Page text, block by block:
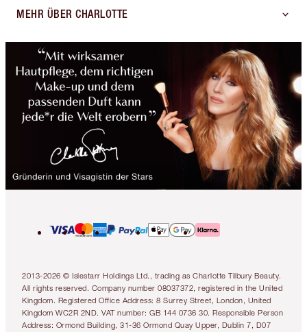
MEHR ÜBER CHARLOTTE
2013-2026 © Islestarr Holdings Ltd., trading as Charlotte Tilbury Beauty.
All rights reserved. Company number 08037372, registered in the United
Kingdom. Registered Office Address: 8 Surrey Street, London, United
Kingdom WC2R 2ND. VAT number: GB 144 0736 30. Responsible Person
Address: Ormond Building, 31-36 Ormond Quay Upper, Dublin 7, D07